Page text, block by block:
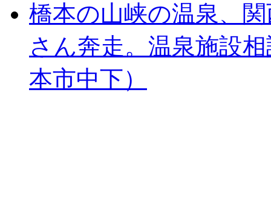
橋本の山峡の温泉、
さん奔走。温泉施設
本市中下）